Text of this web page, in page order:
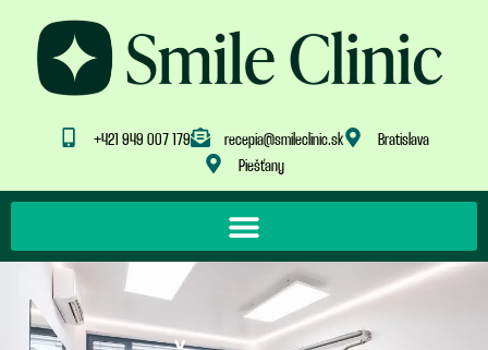
+421 949 007 179 recepia@smileclinic.sk
Bratislava
Piešťany